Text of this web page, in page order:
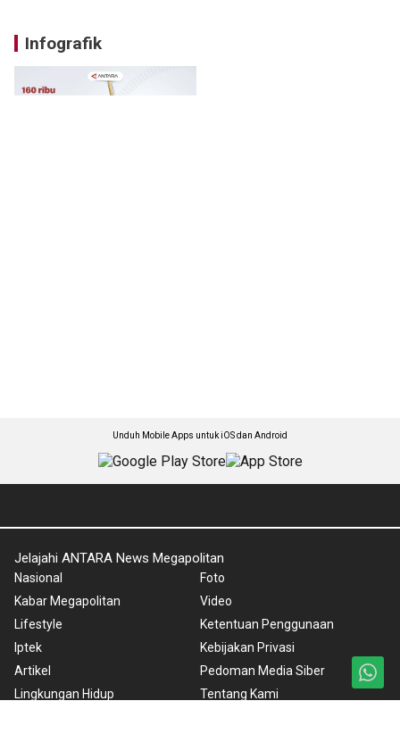
Infografik
Unduh Mobile Apps untuk iOS dan Android
Jelajahi ANTARA News Megapolitan
Nasional
Kabar Megapolitan
Lifestyle
Iptek
Artikel
Lingkungan Hidup
Foto
Video
Ketentuan Penggunaan
Kebijakan Privasi
Pedoman Media Siber
Tentang Kami